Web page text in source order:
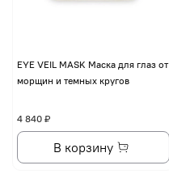
EYE VЕIL MASK Маска для глаз от
морщин и темных кругов
4 840 ₽
В корзину